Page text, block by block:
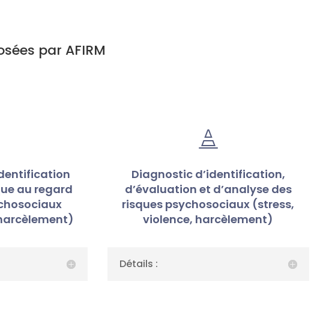
par AFIRM
au regard

Diagnostic d’identification,
d’évaluation et d’analyse des
risques psychosociaux (stress,
violence, harcèlement)
Détails :